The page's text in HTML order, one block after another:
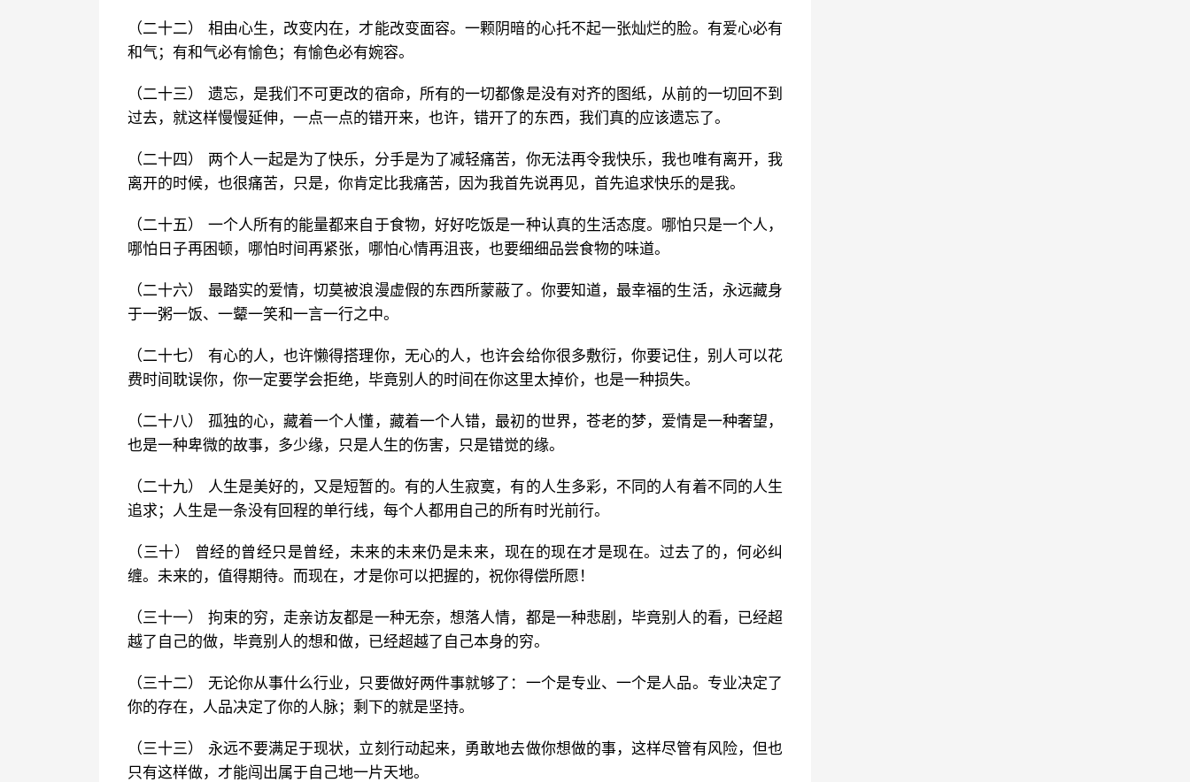
（二十二） 相由心生，改变内在，才能改变面容。一颗阴暗的心托不起一张灿烂的脸。有爱心必有
和气；有和气必有愉色；有愉色必有婉容。
（二十三） 遗忘，是我们不可更改的宿命，所有的一切都像是没有对齐的图纸，从前的一切回不到
过去，就这样慢慢延伸，一点一点的错开来，也许，错开了的东西，我们真的应该遗忘了。
（二十四） 两个人一起是为了快乐，分手是为了减轻痛苦，你无法再令我快乐，我也唯有离开，我
离开的时候，也很痛苦，只是，你肯定比我痛苦，因为我首先说再见，首先追求快乐的是我。
（二十五） 一个人所有的能量都来自于食物，好好吃饭是一种认真的生活态度。哪怕只是一个人，
哪怕日子再困顿，哪怕时间再紧张，哪怕心情再沮丧，也要细细品尝食物的味道。
（二十六） 最踏实的爱情，切莫被浪漫虚假的东西所蒙蔽了。你要知道，最幸福的生活，永远藏身
于一粥一饭、一颦一笑和一言一行之中。
（二十七） 有心的人，也许懒得搭理你，无心的人，也许会给你很多敷衍，你要记住，别人可以花
费时间耽误你，你一定要学会拒绝，毕竟别人的时间在你这里太掉价，也是一种损失。
（二十八） 孤独的心，藏着一个人懂，藏着一个人错，最初的世界，苍老的梦，爱情是一种奢望，
也是一种卑微的故事，多少缘，只是人生的伤害，只是错觉的缘。
（二十九） 人生是美好的，又是短暂的。有的人生寂寞，有的人生多彩，不同的人有着不同的人生
追求；人生是一条没有回程的单行线，每个人都用自己的所有时光前行。
（三十） 曾经的曾经只是曾经，未来的未来仍是未来，现在的现在才是现在。过去了的，何必纠
缠。未来的，值得期待。而现在，才是你可以把握的，祝你得偿所愿！
（三十一） 拘束的穷，走亲访友都是一种无奈，想落人情，都是一种悲剧，毕竟别人的看，已经超
越了自己的做，毕竟别人的想和做，已经超越了自己本身的穷。
（三十二） 无论你从事什么行业，只要做好两件事就够了：一个是专业、一个是人品。专业决定了
你的存在，人品决定了你的人脉；剩下的就是坚持。
（三十三） 永远不要满足于现状，立刻行动起来，勇敢地去做你想做的事，这样尽管有风险，但也
只有这样做，才能闯出属于自己地一片天地。